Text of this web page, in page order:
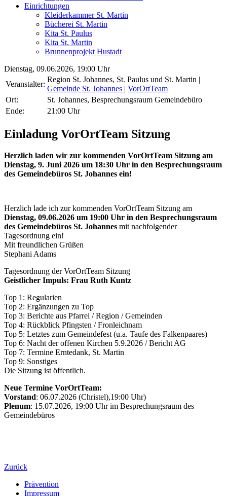
Einrichtungen
Kleiderkammer St. Martin
Bücherei St. Martin
Kita St. Paulus
Kita St. Martin
Brunnenprojekt Hustadt
Dienstag, 09.06.2026, 19:00 Uhr
Veranstalter:
Region St. Johannes, St. Paulus und St. Martin |
Gemeinde St. Johannes | VorOrtTeam
Ort:
St. Johannes, Besprechungsraum Gemeindebüro
Ende:
21:00 Uhr
Einladung VorOrtTeam Sitzung
Herzlich laden wir zur kommenden VorOrtTeam Sitzung am
Dienstag, 9. Juni 2026 um 18:30 Uhr in den Besprechungsraum
des Gemeindebüros St. Johannes ein!
Herzlich lade ich zur kommenden VorOrtTeam Sitzung am
Dienstag, 09.06.2026 um 19:00 Uhr in den Besprechungsraum
des Gemeindebüros St. Johannes mit nachfolgender
Tagesordnung ein!
Mit freundlichen Grüßen
Stephani Adams
Tagesordnung der VorOrtTeam Sitzung
Geistlicher Impuls: Frau Ruth Kuntz
Top 1: Regularien
Top 2: Ergänzungen zu Top
Top 3: Berichte aus Pfarrei / Region / Gemeinden
Top 4: Rückblick Pfingsten / Fronleichnam
Top 5: Letztes zum Gemeindefest (u.a. Taufe des Falkenpaares)
Top 6: Nacht der offenen Kirchen 5.9.2026 / Bericht AG
Top 7: Termine Erntedank, St. Martin
Top 9: Sonstiges
Die Sitzung ist öffentlich.
Neue Termine VorOrtTeam:
Vorstand: 06.07.2026 (Christel),19:00 Uhr)
Plenum: 15.07.2026, 19:00 Uhr im Besprechungsraum des
Gemeindebüros
Zurück
Prävention
Impressum